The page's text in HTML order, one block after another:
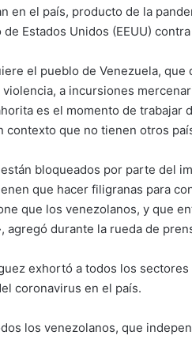
en el país, producto de la
Estados Unidos (EEUU)
el pueblo de Venezuela,
a incursiones
es el momento de trabajar
contexto que no tienen otros
bloqueados por parte del
que hacer filigranas para
que los venezolanos, y que
agregó durante la rueda de
exhortó a todos los
coronavirus en el país.
los venezolanos, que